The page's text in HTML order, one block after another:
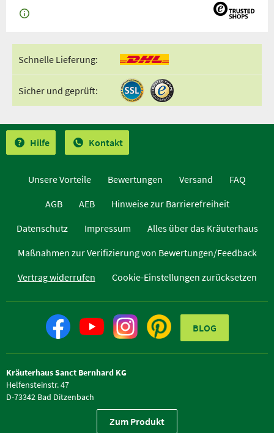
Zum Produkt
Schnelle Lieferung:
Sicher und geprüft:
Hilfe Kontakt
Unsere Vorteile Bewertungen Versand
FAQ
AGB
AEB
Hinweise zur Barrierefreiheit
Datenschutz
Impressum
Alles über das Kräuterhaus
Maßnahmen zur Verifizierung von Bewertungen/Feedback
Vertrag widerrufen
Cookie-Einstellungen zurücksetzen
BLOG
Kräuterhaus Sanct Bernhard KG
Helfensteinstr. 47
D-73342 Bad Ditzenbach
Telefon +49 (0) 7334 / 9654-0
Telefax +49 (0) 7334 / 9654-44